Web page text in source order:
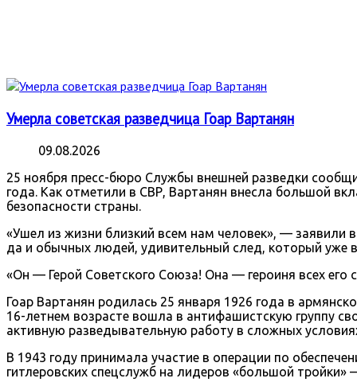
Умерла советская разведчица Гоар Вартанян
09.08.2026
25 ноября пресс-бюро Службы внешней разведки
года. Как отметили в СВР, Вартанян внесла большой
безопасности страны.
«Ушел из жизни близкий всем нам человек», — заявили в
да и обычных людей, удивительный след, который уже
«Он — Герой Советского Союза! Она — героиня всех его
Гоар Вартанян родилась 25 января 1926 года в
16-летнем возрасте вошла в антифашистскую группу
активную разведывательную работу в сложных
В 1943 году принимала участие в операции по
гитлеровских спецслужб на лидеров «большой тройки»